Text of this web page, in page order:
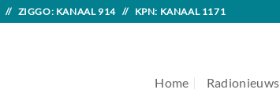
// ZIGGO: KANAAL 914 // KPN: KANAAL 1171
Home Radionieuws